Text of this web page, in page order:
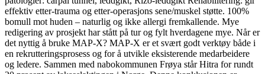
effektiv etter-trauma og etter-operasjons sene/muskel støtte. 100%
bomull mot huden – naturlig og ikke allergi fremkallende. Mye
redigering av prosjekt har stått på tur og fylt hverdagene mye. Når er
det nyttig å bruke MAP-X? MAP-X er et svært godt verktøy både i
en rekrutteringsprosess og for å utvikle eksisterende medarbeidere
og ledere. Sammen med nabokommunen Frøya står Hitra for rundt